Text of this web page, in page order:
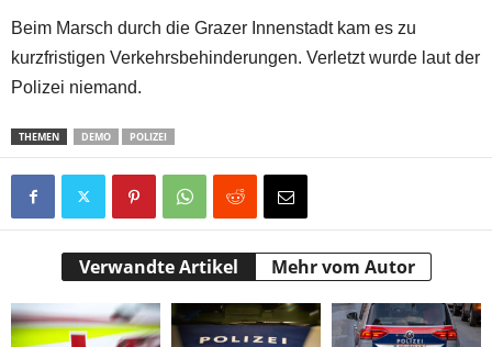
Beim Marsch durch die Grazer Innenstadt kam es zu
kurzfristigen Verkehrsbehinderungen. Verletzt wurde laut der
Polizei niemand.
THEMEN DEMO POLIZEI
Verwandte Artikel Mehr vom Autor